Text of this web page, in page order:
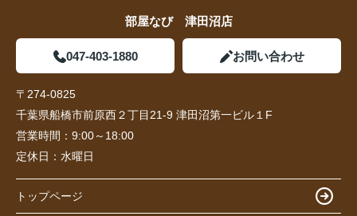
部屋なび 津田沼店
047-403-1880 お問い合わせ
〒274-0825
千葉県船橋市前原西２丁目21-9 津田沼第一ビル１F
営業時間： 9:00～18:00
定休日： 水曜日
トップページ